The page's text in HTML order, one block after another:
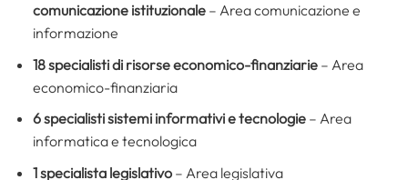
comunicazione istituzionale– Area comunicazione e
informazione
18 specialisti di risorse economico-finanziarie– Area
economico-finanziaria
6 specialisti sistemi informativi e tecnologie– Area
informatica e tecnologica
1specialista legislativo– Area legislativa